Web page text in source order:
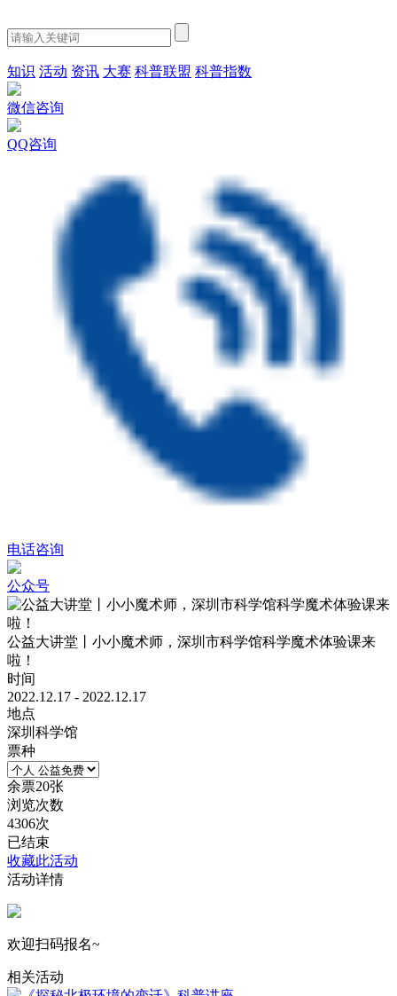
知识 活动 资讯 大赛 科普联盟 科普指数
微信咨询
QQ咨询
电话咨询
公众号
公益大讲堂丨小小魔术师，深圳市科学馆科学魔术体验课来
啦！
时间
2022.12.17 - 2022.12.17
地点
深圳科学馆
票种
余票20张
浏览次数
4306次
已结束
收藏此活动
活动详情
欢迎扫码报名~
相关活动